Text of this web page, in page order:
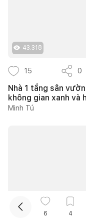
43.318
15 0
Nhà 1 tầng sân
không gian xanh và
Minh Tú
6 4